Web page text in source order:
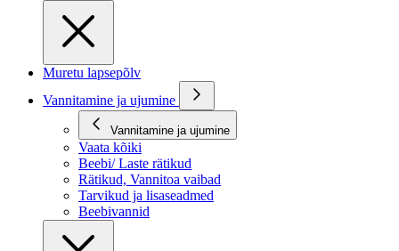
Muretu lapsepõlv
Vannitamine ja ujumine
Vannitamine ja ujumine
Vaata kõiki
Beebi/ Laste rätikud
Rätikud, Vannitoa vaibad
Tarvikud ja lisaseadmed
Beebivannid